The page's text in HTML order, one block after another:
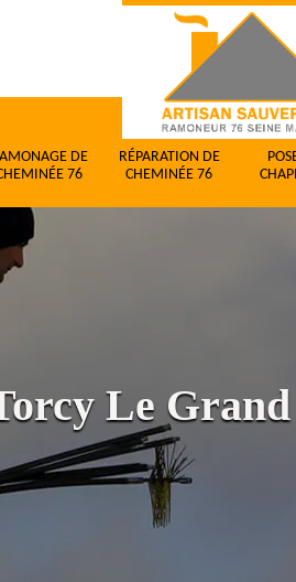
DE
76
RÉPARATION DE
CHEMINÉE 76
Le Grand